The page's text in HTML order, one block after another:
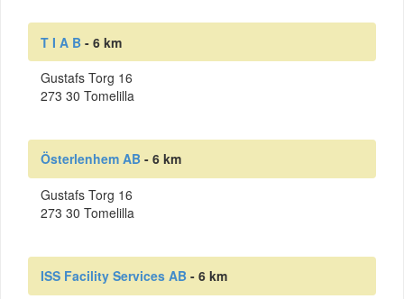
T I A B - 6 km
Gustafs Torg 16
273 30 Tomelilla
Österlenhem AB - 6 km
Gustafs Torg 16
273 30 Tomelilla
ISS Facility Services AB - 6 km